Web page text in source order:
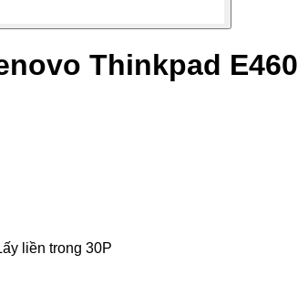
Thinkpad E460
liền trong 30P